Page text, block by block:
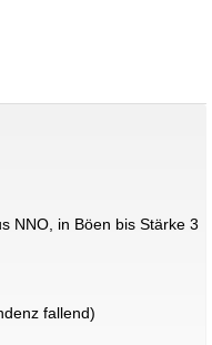
NNO, in Böen bis Stärke 3
fallend)